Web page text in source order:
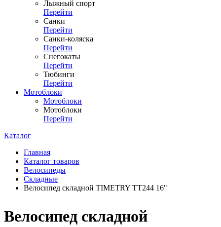
Лыжный спорт
Перейти
Санки
Перейти
Санки-коляска
Перейти
Снегокаты
Перейти
Тюбинги
Перейти
Мотоблоки
Мотоблоки
Мотоблоки
Перейти
Каталог
Главная
Каталог товаров
Велосипеды
Складные
Велосипед складной TIMETRY TT244 16"
Велосипед складной